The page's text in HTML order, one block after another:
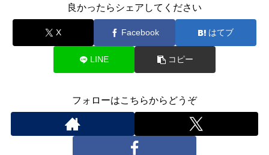
良かったらシェアしてください
X Facebook はてブ
LINE コピー
フォローはこちらからどうぞ